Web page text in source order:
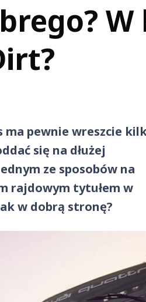
pewnie wreszcie
się na dłużej
ze sposobów na
rajdowym tytułem w
w dobrą stronę?